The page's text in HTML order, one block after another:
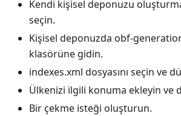
Kendi kişisel deponuzu
seçin.
Kişisel deponuzda obf-
klasörüne gidin.
indexes.xml dosyasını seçin ve
Ülkenizi ilgili konuma ekleyin ve
Bir çekme isteği oluşturun.